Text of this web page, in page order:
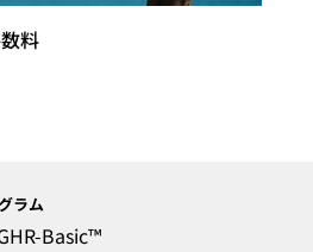
料
ラム
Basic™